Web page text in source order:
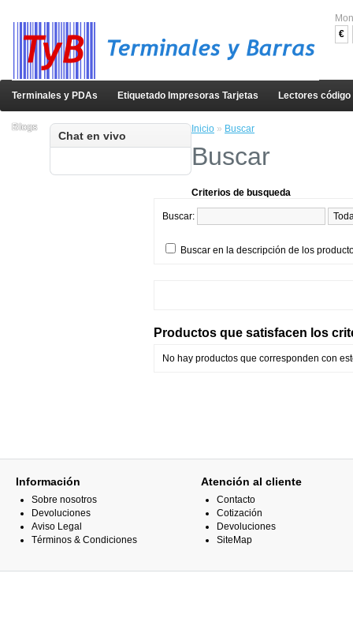
€
Terminales y PDAs Etiquetado Impresoras Tarjetas Lectores
Blogs
Chat en vivo
Inicio » Buscar
Buscar
Criterios de busqueda
Buscar:
Buscar en la descripción de los
Productos que satisfacen los
No hay productos que corresponden con
Información
Sobre nosotros
Devoluciones
Aviso Legal
Términos & Condiciones
Atención al cliente
Contacto
Cotización
Devoluciones
SiteMap